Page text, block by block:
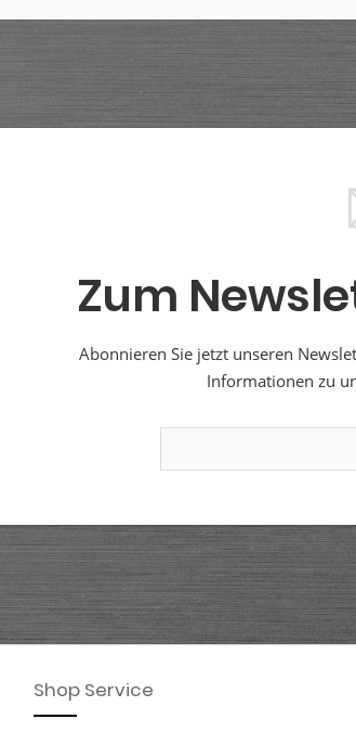
Zum
Abonnieren Sie jetzt unseren
Informationen zu
Shop Service